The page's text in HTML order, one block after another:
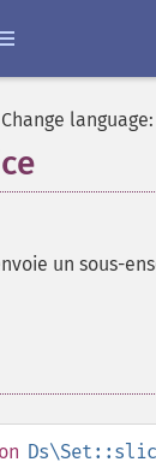
Change language:
un sous-